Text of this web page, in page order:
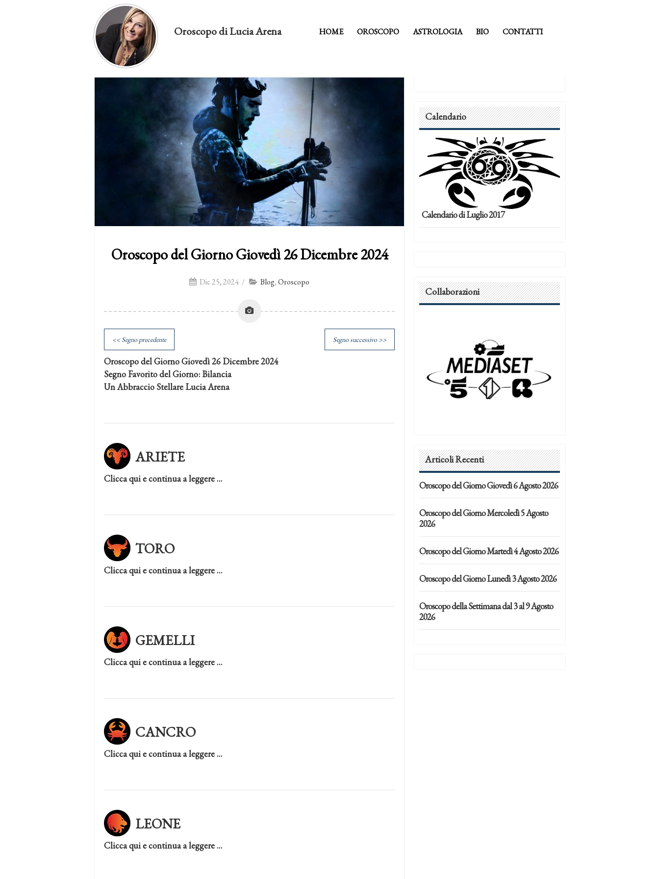
Oroscopo di Lucia Arena HOME OROSCOPO ASTROLOGIA BIO CONTATTI
Oroscopo del Giorno Giovedì 26 Dicembre 2024
Dic 25, 2024 / Blog,Oroscopo
<< Segno precedente Segno successivo >>
Oroscopo del Giorno Giovedì 26 Dicembre 2024
Segno Favorito del Giorno: Bilancia
Un Abbraccio Stellare Lucia Arena
ARIETE
Clicca qui e continua a leggere …
TORO
Clicca qui e continua a leggere …
GEMELLI
Clicca qui e continua a leggere …
CANCRO
Clicca qui e continua a leggere …
LEONE
Clicca qui e continua a leggere …
Calendario
Calendario di Luglio 2017
Collaborazioni
Articoli Recenti
Oroscopo del Giorno Giovedì 6 Agosto 2026
Oroscopo del Giorno Mercoledì 5 Agosto
2026
Oroscopo del Giorno Martedì 4 Agosto 2026
Oroscopo del Giorno Lunedì 3 Agosto 2026
Oroscopo della Settimana dal 3 al 9 Agosto
2026